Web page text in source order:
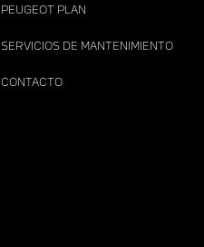
PEUGEOT PLAN
SERVICIOS DE MANTENIMIENTO
CONTACTO